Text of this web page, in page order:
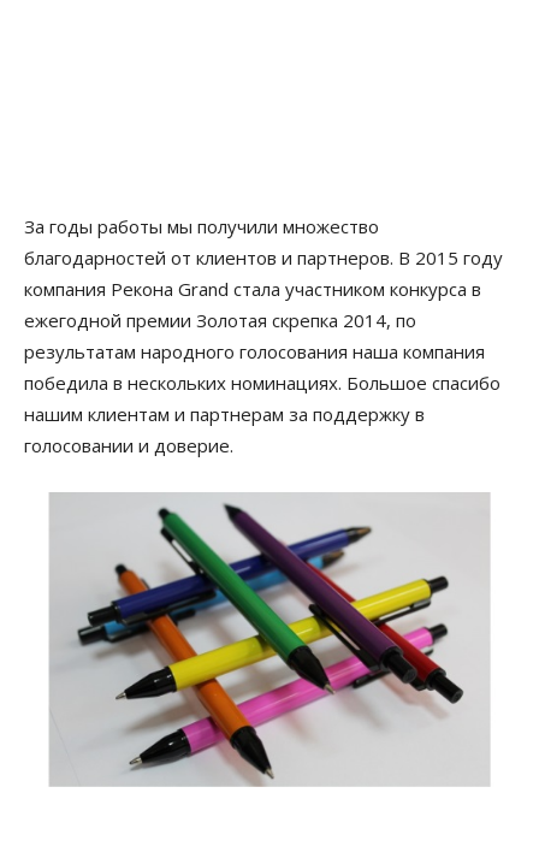
За годы работы мы получили множество
благодарностей от клиентов и партнеров. В 2015 году
компания Рекона Grand стала участником конкурса в
ежегодной премии Золотая скрепка 2014, по
результатам народного голосования наша компания
победила в нескольких номинациях. Большое спасибо
нашим клиентам и партнерам за поддержку в
голосовании и доверие.